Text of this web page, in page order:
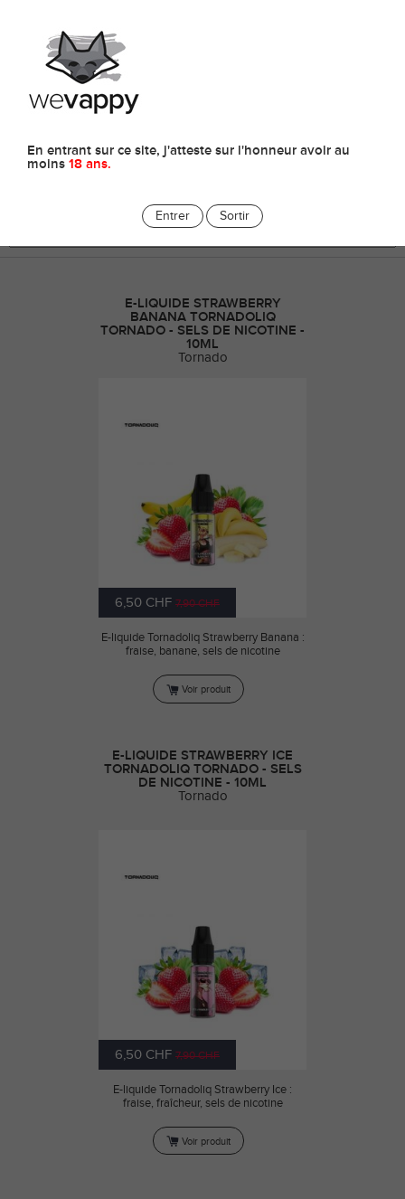
En entrant sur ce site, j'atteste sur l'honneur avoir au
moins 18 ans.
Entrer Sortir
E-liquides
E-LIQUIDE STRAWBERRY
BANANA TORNADOLIQ
TORNADO - SELS DE NICOTINE -
10ML
Tornado
6,50 CHF 7,90 CHF
E-liquide Tornadoliq Strawberry Banana :
fraise, banane, sels de nicotine
Voir produit
E-LIQUIDE STRAWBERRY ICE
TORNADOLIQ TORNADO - SELS
DE NICOTINE - 10ML
Tornado
6,50 CHF 7,90 CHF
E-liquide Tornadoliq Strawberry Ice :
fraise, fraîcheur, sels de nicotine
Voir produit